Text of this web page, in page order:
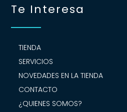
Te Interesa
TIENDA
SERVICIOS
NOVEDADES EN LA TIENDA
CONTACTO
¿QUIENES SOMOS?